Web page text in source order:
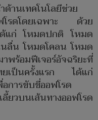
านเทคโนโลยีช่วย
โรดโดยเฉพาะ ด้วย
แก่ โหมดปกติ โหมด
ลื่น โหมดโคลน โหมด
ร้อมฟีเจอร์อัจฉริยะที่
ทยเป็นครั้งแรก ได้แก่
การขับขี่ออฟโรด
ยวบนเส้นทางออฟโรด